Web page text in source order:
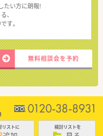
たい方に朗報!
、
す。
無料相談会を予約
リストに 検討リストを